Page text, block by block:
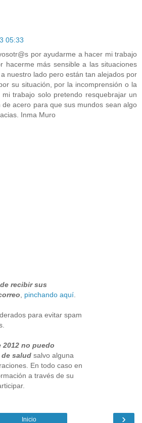
05:33
por ayudarme a hacer mi trabajo
hacerme más sensible a las situaciones
nuestro lado pero están tan alejados por
su situación, por la incomprensión o la
mi trabajo solo pretendo resquebrajar un
de acero para que sus mundos sean algo
Inma Muro
recibir sus
pinchando aquí
para evitar spam
2012 no puedo
salud salvo alguna
En todo caso en
a través de su
›
Inicio